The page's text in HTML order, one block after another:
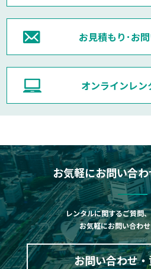
お見積もり･お
オンラインレン
お気軽にお問い合
レンタルに関するご質問
お気軽にお問い合わ
お問い合わせ